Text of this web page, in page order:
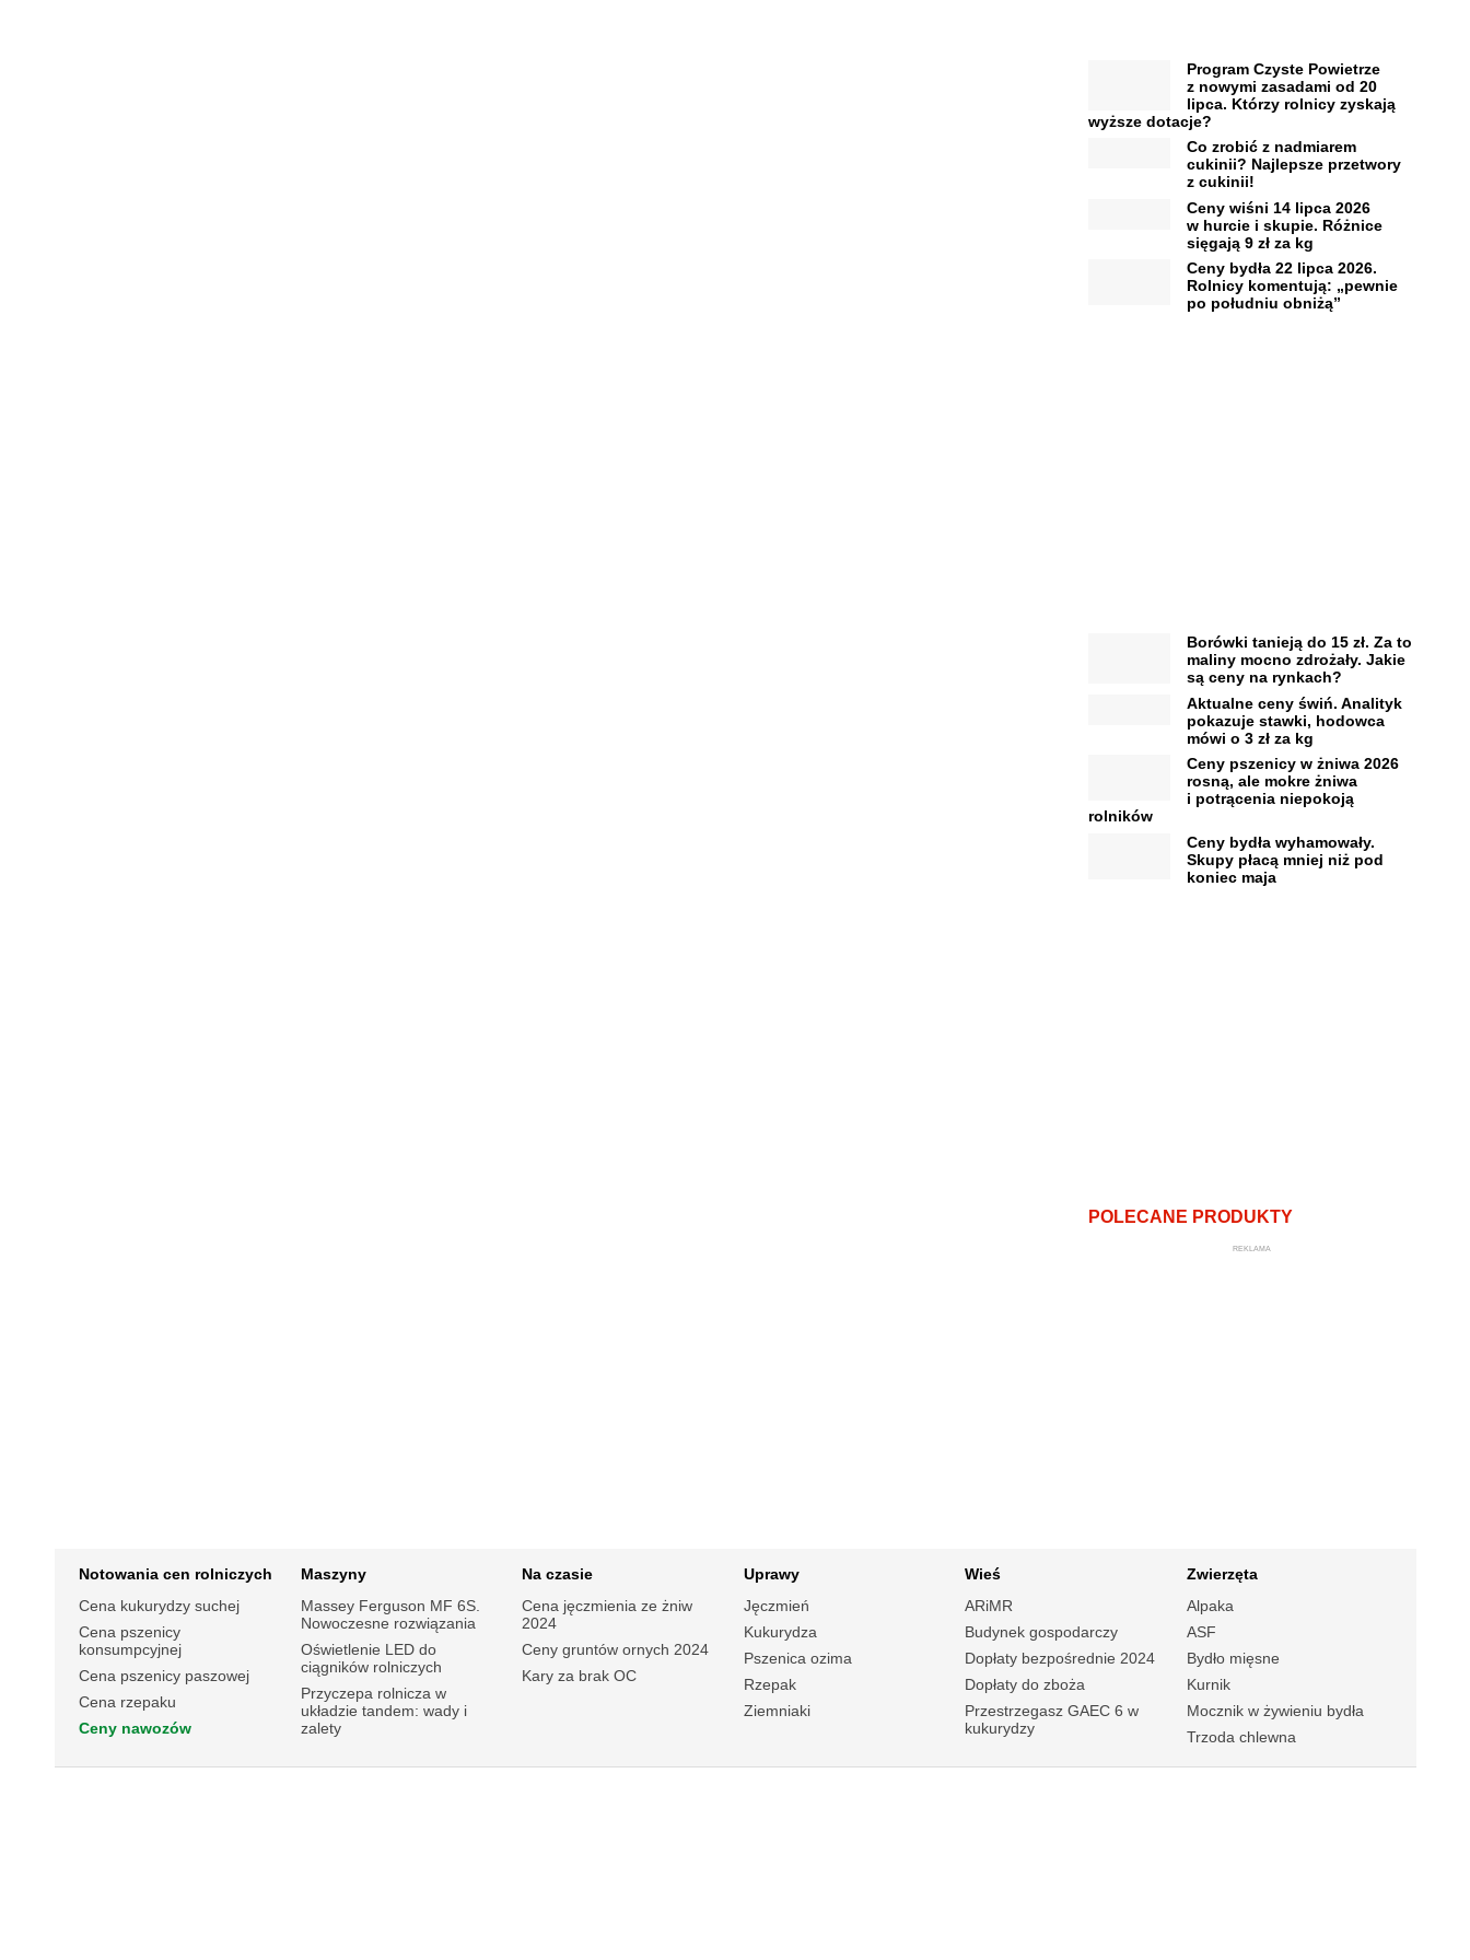
Program Czyste Powietrze
z nowymi zasadami od 20
lipca. Którzy rolnicy zyskają
wyższe dotacje?
Co zrobić z nadmiarem
cukinii? Najlepsze przetwory
z cukinii!
Ceny wiśni 14 lipca 2026
w hurcie i skupie. Różnice
sięgają 9 zł za kg
Ceny bydła 22 lipca 2026.
Rolnicy komentują: „pewnie
po południu obniżą”
Borówki tanieją do 15 zł. Za to
maliny mocno zdrożały. Jakie
są ceny na rynkach?
Aktualne ceny świń. Analityk
pokazuje stawki, hodowca
mówi o 3 zł za kg
Ceny pszenicy w żniwa 2026
rosną, ale mokre żniwa
i potrącenia niepokoją
rolników
Ceny bydła wyhamowały.
Skupy płacą mniej niż pod
koniec maja
POLECANE PRODUKTY
REKLAMA
Notowania cen rolniczych
Cena kukurydzy suchej
Cena pszenicy
konsumpcyjnej
Cena pszenicy paszowej
Cena rzepaku
Ceny nawozów
Maszyny
Massey Ferguson MF 6S.
Nowoczesne rozwiązania
Oświetlenie LED do
ciągników rolniczych
Przyczepa rolnicza w
układzie tandem: wady i
zalety
Na czasie
Cena jęczmienia ze żniw
2024
Ceny gruntów ornych 2024
Kary za brak OC
Uprawy
Jęczmień
Kukurydza
Pszenica ozima
Rzepak
Ziemniaki
Wieś
ARiMR
Budynek gospodarczy
Dopłaty bezpośrednie 2024
Dopłaty do zboża
Przestrzegasz GAEC 6 w
kukurydzy
Zwierzęta
Alpaka
ASF
Bydło mięsne
Kurnik
Mocznik w żywieniu bydła
Trzoda chlewna